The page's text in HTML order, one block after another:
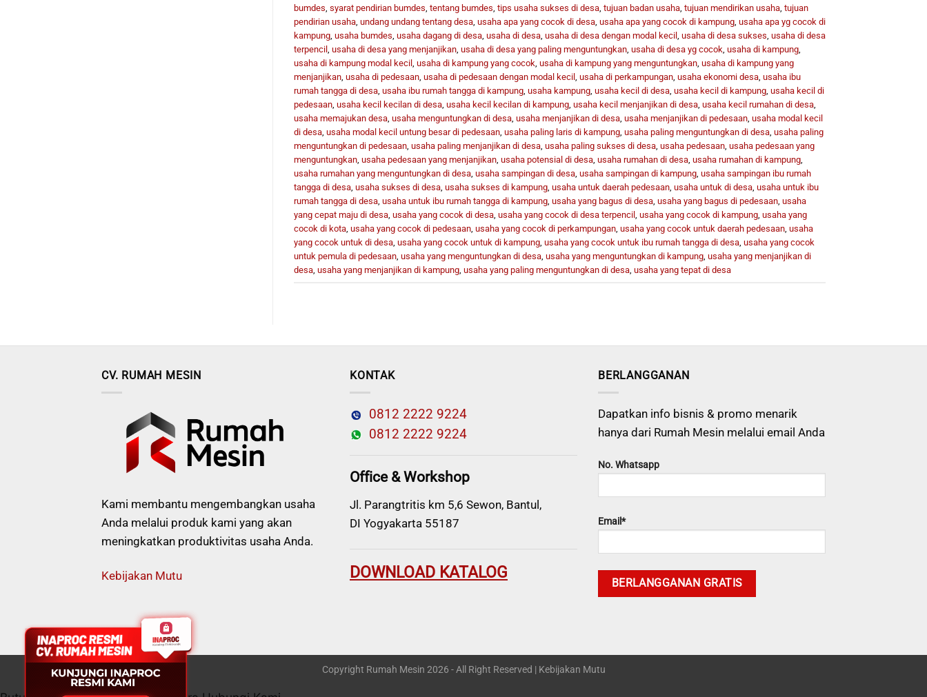
bumdes syarat pendirian bumdes tentang bumdes tips usaha sukses di desa, tujuan badan usaha, tujuan mendirikan usaha, tujuan
pendirian usaha, undang undang tentang desa, usaha apa yang cocok di desa, usaha apa yang cocok di kampung, usaha apa yg cocok di
kampung, usaha bumdes usaha dagang di desa, usaha di desa, usaha di desa dengan modal kecil, usaha di desa sukses usaha di desa
terpencil, usaha di desa yang menjanjikan, usaha di desa yang paling menguntungkan, usaha di desa yg cocok usaha di kampung,
usaha di kampung modal kecil, usaha di kampung yang cocok usaha di kampung yang menguntungkan, usaha di kampung yang
menjanjikan, usaha di pedesaan, usaha di pedesaan dengan modal kecil, usaha di perkampungan, usaha ekonomi desa, usaha ibu
rumah tangga di desa, usaha ibu rumah tangga di kampung, usaha kampung, usaha kecil di desa, usaha kecil di kampung, usaha kecil di
pedesaan, usaha kecil kecilan di desa, usaha kecil kecilan di kampung, usaha kecil menjanjikan di desa, usaha kecil rumahan di desa,
usaha memajukan desa, usaha menguntungkan di desa, usaha menjanjikan di desa, usaha menjanjikan di pedesaan, usaha modal kecil
di desa, usaha modal kecil untung besar di pedesaan, usaha paling laris di kampung, usaha paling menguntungkan di desa, usaha paling
menguntungkan di pedesaan, usaha paling menjanjikan di desa, usaha paling sukses di desa, usaha pedesaan, usaha pedesaan yang
menguntungkan, usaha pedesaan yang menjanjikan, usaha potensial di desa, usaha rumahan di desa, usaha rumahan di kampung,
usaha rumahan yang menguntungkan di desa, usaha sampingan di desa, usaha sampingan di kampung, usaha sampingan ibu rumah
tangga di desa, usaha sukses di desa, usaha sukses di kampung, usaha untuk daerah pedesaan, usaha untuk di desa, usaha untuk ibu
rumah tangga di desa, usaha untuk ibu rumah tangga di kampung, usaha yang bagus di desa, usaha yang bagus di pedesaan, usaha
yang cepat maju di desa, usaha yang cocok di desa, usaha yang cocok di desa terpencil, usaha yang cocok di kampung, usaha yang
cocok di kota, usaha yang cocok di pedesaan, usaha yang cocok di perkampungan, usaha yang cocok untuk daerah pedesaan, usaha
yang cocok untuk di desa, usaha yang cocok untuk di kampung, usaha yang cocok untuk ibu rumah tangga di desa, usaha yang cocok
untuk pemula di pedesaan, usaha yang menguntungkan di desa, usaha yang menguntungkan di kampung, usaha yang menjanjikan di
desa, usaha yang menjanjikan di kampung, usaha yang paling menguntungkan di desa, usaha yang tepat di desa
CV. RUMAH MESIN
Kami membantu mengembangkan usaha
Anda melalui produk kami yang akan
meningkatkan produktivitas usaha Anda.
Kebijakan Mutu
KONTAK
0812 2222 9224
0812 2222 9224
Office & Workshop
Jl. Parangtritis km 5,6 Sewon, Bantul,
DI Yogyakarta 55187
DOWNLOAD KATALOG
BERLANGGANAN
Dapatkan info bisnis & promo menarik
hanya dari Rumah Mesin melalui email Anda
No. Whatsapp
Email*
Copyright Rumah Mesin 2026 - All Right Reserved | Kebijakan Mutu